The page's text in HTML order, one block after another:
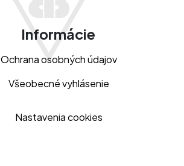
Informácie
Ochrana osobných údajov
Všeobecné vyhlásenie
Nastavenia cookies